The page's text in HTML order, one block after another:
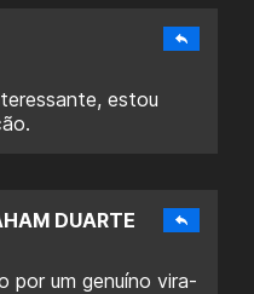
estou
DUARTE
por um genuíno vira-